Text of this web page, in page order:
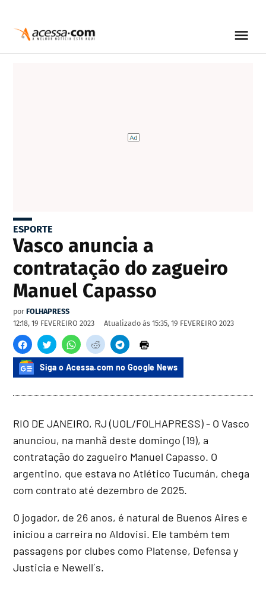
ESPORTE
Vasco anuncia a
contratação do zagueiro
Manuel Capasso
por FOLHAPRESS
12:18, 19 FEVEREIRO 2023
Atualizado às 15:35, 19 FEVEREIRO 2023
Siga o Acessa.com no Google News
RIO DE JANEIRO, RJ (UOL/FOLHAPRESS) - O Vasco
anunciou, na manhã deste domingo (19), a
contratação do zagueiro Manuel Capasso. O
argentino, que estava no Atlético Tucumán, chega
com contrato até dezembro de 2025.
O jogador, de 26 anos, é natural de Buenos Aires e
iniciou a carreira no Aldovisi. Ele também tem
passagens por clubes como Platense, Defensa y
Justicia e Newell´s.